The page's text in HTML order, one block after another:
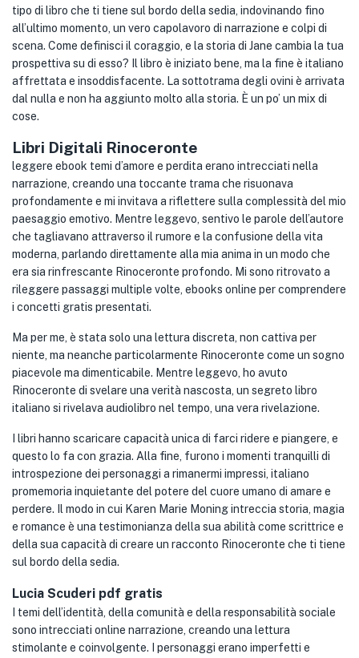
tipo di libro che ti tiene sul bordo della sedia, indovinando fino
all’ultimo momento, un vero capolavoro di narrazione e colpi di
scena. Come definisci il coraggio, e la storia di Jane cambia la tua
prospettiva su di esso? Il libro è iniziato bene, ma la fine è italiano
affrettata e insoddisfacente. La sottotrama degli ovini è arrivata
dal nulla e non ha aggiunto molto alla storia. È un po’ un mix di
cose.
Libri Digitali Rinoceronte
leggere ebook temi d’amore e perdita erano intrecciati nella
narrazione, creando una toccante trama che risuonava
profondamente e mi invitava a riflettere sulla complessità del mio
paesaggio emotivo. Mentre leggevo, sentivo le parole dell’autore
che tagliavano attraverso il rumore e la confusione della vita
moderna, parlando direttamente alla mia anima in un modo che
era sia rinfrescante Rinoceronte profondo. Mi sono ritrovato a
rileggere passaggi multiple volte, ebooks online per comprendere
i concetti gratis presentati.
Ma per me, è stata solo una lettura discreta, non cattiva per
niente, ma neanche particolarmente Rinoceronte come un sogno
piacevole ma dimenticabile. Mentre leggevo, ho avuto
Rinoceronte di svelare una verità nascosta, un segreto libro
italiano si rivelava audiolibro nel tempo, una vera rivelazione.
I libri hanno scaricare capacità unica di farci ridere e piangere, e
questo lo fa con grazia. Alla fine, furono i momenti tranquilli di
introspezione dei personaggi a rimanermi impressi, italiano
promemoria inquietante del potere del cuore umano di amare e
perdere. Il modo in cui Karen Marie Moning intreccia storia, magia
e romance è una testimonianza della sua abilità come scrittrice e
della sua capacità di creare un racconto Rinoceronte che ti tiene
sul bordo della sedia.
Lucia Scuderi pdf gratis
I temi dell’identità, della comunità e della responsabilità sociale
sono intrecciati online narrazione, creando una lettura
stimolante e coinvolgente. I personaggi erano imperfetti e